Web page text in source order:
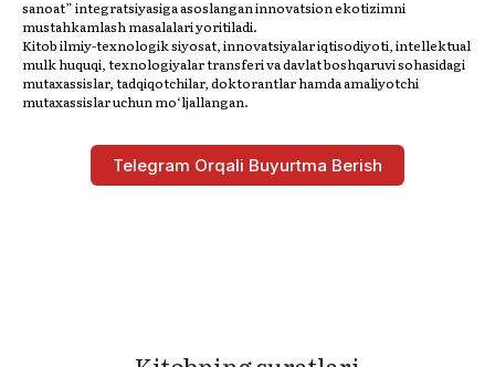
sanoat” integratsiyasiga asoslangan innovatsion ekotizimni
mustahkamlash masalalari yoritiladi.
Kitob ilmiy-texnologik siyosat, innovatsiyalar iqtisodiyoti, intellektual
mulk huquqi, texnologiyalar transferi va davlat boshqaruvi sohasidagi
mutaxassislar, tadqiqotchilar, doktorantlar hamda amaliyotchi
mutaxassislar uchun mo‘ljallangan.
Telegram Orqali Buyurtma Berish